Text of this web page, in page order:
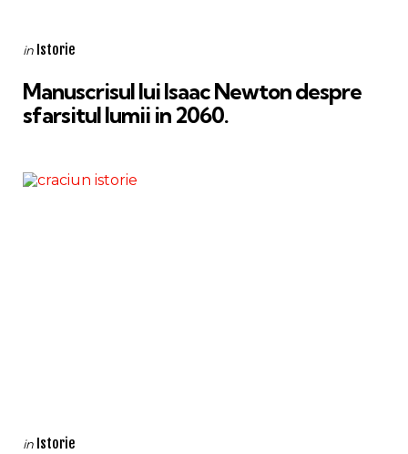
Categories
Posted
in Istorie
Manuscrisul lui Isaac Newton despre
sfarsitul lumii in 2060.
Categories
Posted
in Istorie